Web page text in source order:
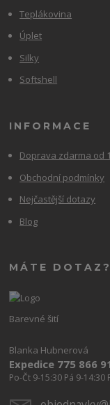
Teplákovina
Úplet
Silky
Softshell
INFORMACE
Doprava zdarma od
Obchodní podmínky
Nejčastější dotazy
Blog
MÁTE DOTAZ?
Barevné šití
Blanka Hubnerová
Expedice 775 866
Po-Čt 9-15:30 Pá 9-14:30